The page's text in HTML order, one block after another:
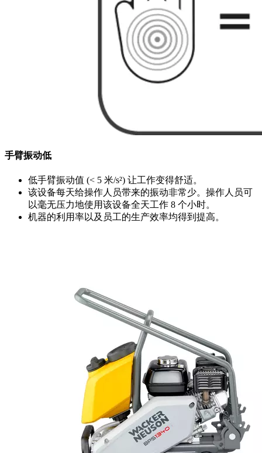
手臂振动低
低手臂振动值 (< 5 米/s²) 让工作变得舒适。
该设备每天给操作人员带来的振动非常少。操作人员可
以毫无压力地使用该设备全天工作 8 个小时。
机器的利用率以及员工的生产效率均得到提高。